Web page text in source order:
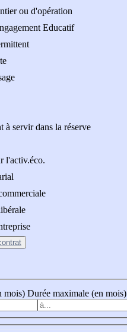
ou d'opération
Educatif
à servir dans la réserve
l'activ.éco.
mois) Durée maximale (en mois)